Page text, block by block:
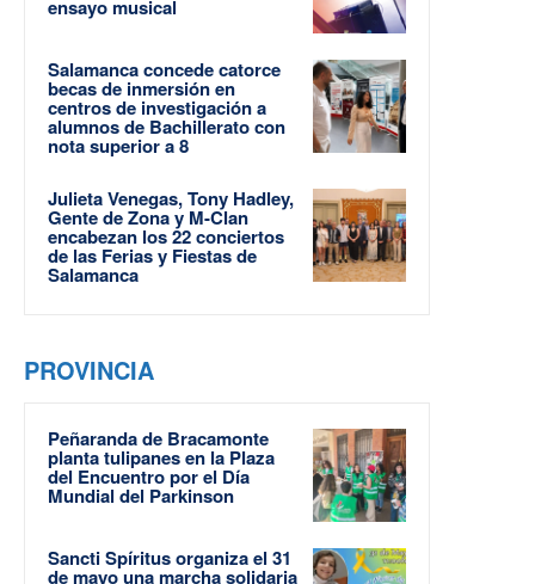
ensayo musical
Salamanca concede catorce
becas de inmersión en
centros de investigación a
alumnos de Bachillerato con
nota superior a 8
Julieta Venegas, Tony Hadley,
Gente de Zona y M-Clan
encabezan los 22 conciertos
de las Ferias y Fiestas de
Salamanca
PROVINCIA
Peñaranda de Bracamonte
planta tulipanes en la Plaza
del Encuentro por el Día
Mundial del Parkinson
Sancti Spíritus organiza el 31
de mayo una marcha solidaria